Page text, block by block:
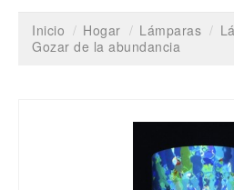
Inicio Hogar Lámparas
Gozar de la abundancia